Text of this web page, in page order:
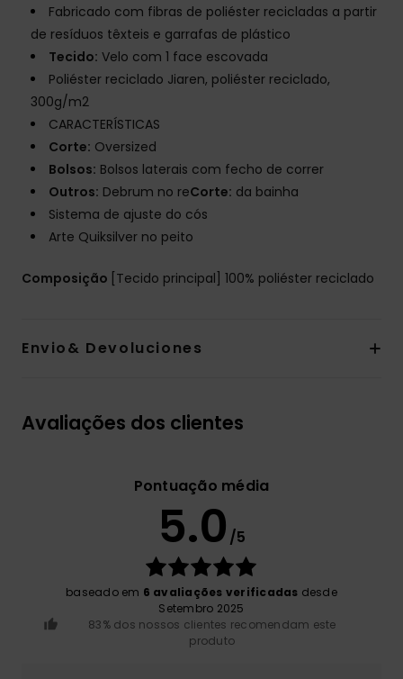
Fabricado com fibras de poliéster recicladas a partir
de resíduos têxteis e garrafas de plástico
Tecido: Velo com 1 face escovada
Poliéster reciclado Jiaren, poliéster reciclado,
300g/m2
CARACTERÍSTICAS
Corte: Oversized
Bolsos: Bolsos laterais com fecho de correr
Outros: Debrum no reCorte: da bainha
Sistema de ajuste do cós
Arte Quiksilver no peito
Composição [Tecido principal] 100% poliéster reciclado
Envio& Devoluciones
Avaliações dos clientes
Pontuação média
5.0 /5
baseado em 6 avaliações verificadas desde
Setembro 2025
83% dos nossos clientes recomendam este
produto